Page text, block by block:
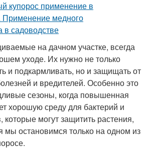
на дачном участке, всегда
уходе. Их нужно не только
и подкармливать, но и защищать от
и вредителей. Особенно это
сезоны, когда повышенная
хорошую среду для бактерий и
которые могут защитить растения,
мы остановимся только на одном из